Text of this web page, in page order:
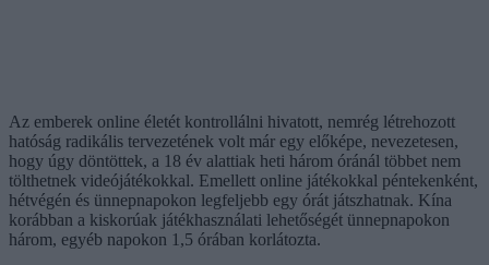
Az emberek online életét kontrollálni hivatott, nemrég létrehozott
hatóság radikális tervezetének volt már egy előképe, nevezetesen,
hogy úgy döntöttek, a 18 év alattiak heti három óránál többet nem
tölthetnek videójátékokkal. Emellett online játékokkal péntekenként,
hétvégén és ünnepnapokon legfeljebb egy órát játszhatnak. Kína
korábban a kiskorúak játékhasználati lehetőségét ünnepnapokon
három, egyéb napokon 1,5 órában korlátozta.